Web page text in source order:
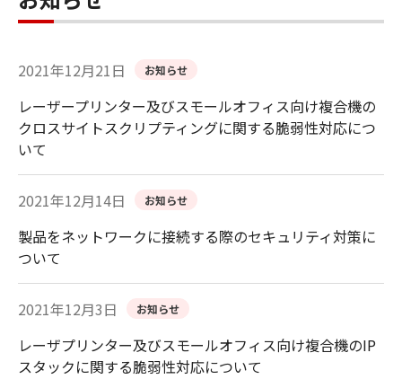
2021年12月21日 お知らせ
レーザープリンター及びスモールオフィス向け複合機の
クロスサイトスクリプティングに関する脆弱性対応につ
いて
2021年12月14日 お知らせ
製品をネットワークに接続する際のセキュリティ対策に
ついて
2021年12月3日 お知らせ
レーザプリンター及びスモールオフィス向け複合機のIP
スタックに関する脆弱性対応について